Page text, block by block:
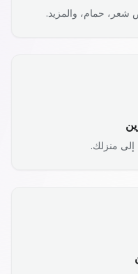
حمام، والمزيد.
إلى منزلك.